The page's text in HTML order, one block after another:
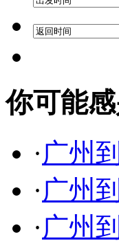
你可能
·广州
·广州
·广州